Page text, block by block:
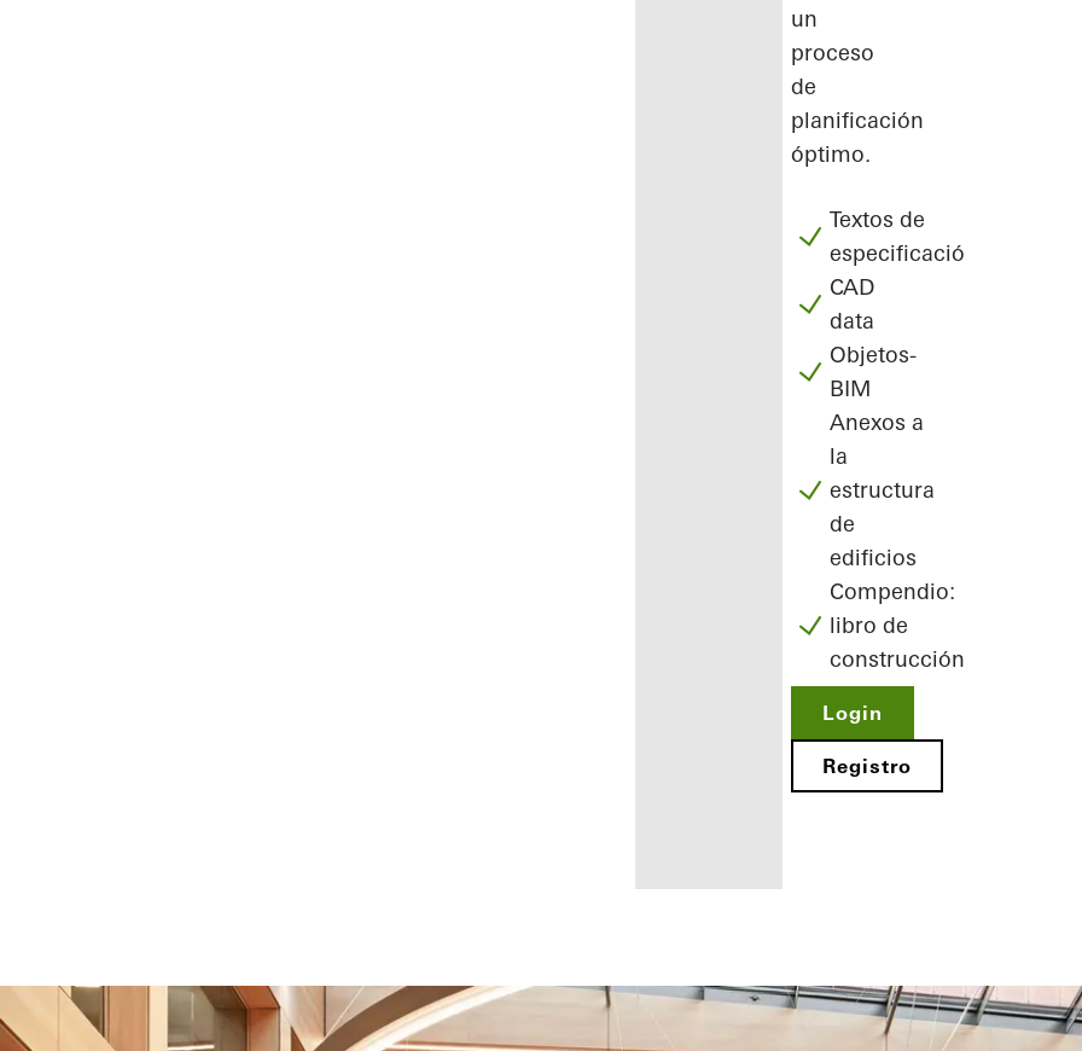
como
un
proceso
de
planificación
óptimo.
Textos de
especificación
CAD
data
Objetos-
BIM
Anexos a
la
estructura
de
edificios
Compendio:
libro de
construcción
Login
Registro